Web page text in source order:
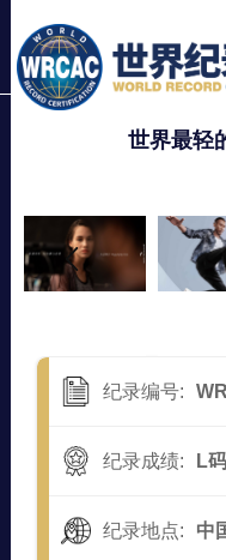
世界最轻
纪录编号:
纪录成绩: L
纪录地点: 中